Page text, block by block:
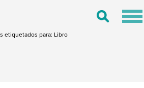
Toggle
etiquetados para: Libro